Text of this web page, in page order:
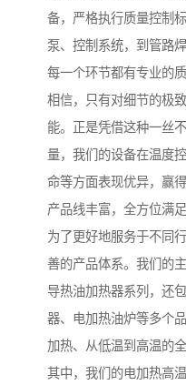
备，严格执行质量控制
泵、控制系统，到管路
每一个环节都有专业的
相信，只有对细节的极
能。正是凭借这种一丝
量，我们的设备在温度
命等方面表现优异，赢
产品线丰富，全方位满
为了更好地服务于不同
善的产品体系。我们的
导热油加热器系列，还
器、电加热油炉等多个
加热、从低温到高温的
其中，我们的电加热高